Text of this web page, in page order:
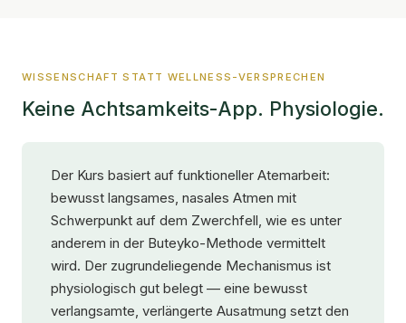
WISSENSCHAFT STATT WELLNESS-VERSPRECHEN
Keine Achtsamkeits-App. Physiologie.
Der Kurs basiert auf funktioneller Atemarbeit:
bewusst langsames, nasales Atmen mit
Schwerpunkt auf dem Zwerchfell, wie es unter
anderem in der Buteyko-Methode vermittelt
wird. Der zugrundeliegende Mechanismus ist
physiologisch gut belegt — eine bewusst
verlangsamte, verlängerte Ausatmung setzt den